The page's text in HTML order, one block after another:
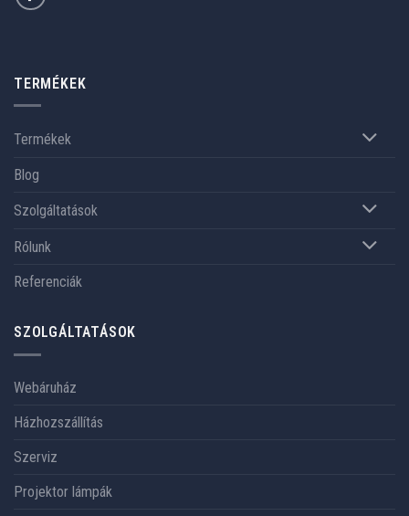
TERMÉKEK
Termékek
Blog
Szolgáltatások
Rólunk
Referenciák
SZOLGÁLTATÁSOK
Webáruház
Házhozszállítás
Szerviz
Projektor lámpák